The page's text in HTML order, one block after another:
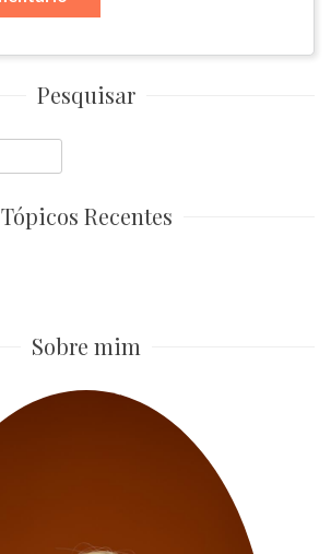
Pesquisar
Tópicos Recentes
Sobre mim